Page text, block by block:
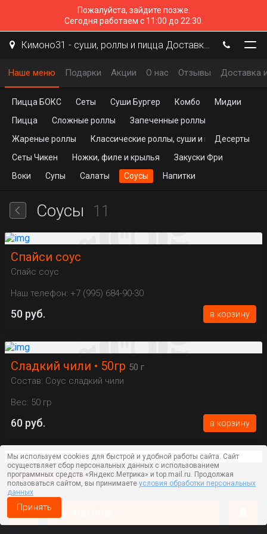
Пожалуйста, зайдите позже.
Сегодня работаем с 11:00 до 22:30.
Кимоно31 - суши, роллы и пицца Доставка Белгород
Наше меню Подарки Акции О нас Отзывы Доставка
Пицца БОКС Сеты Суши Бургер Комбо
Мидии
Пицца
Сложные роллы
Запеченные роллы
Жареные роллы
Классические роллы, суши и гунканы
Десерты
Сеты Чикен
Ножки, филе и крылья
Закуски Фри
Воки
Супы Салаты Соусы Напитки
Соусы 11
Спайси соус
Спайс соус
Наш телефон: +7 (995) 684-90-30
50 руб. в корзину
Сладкий чили • 50гр 50 г
Состав: Соус сладкий чили
Вес: 50 гр
60 руб. в корзину
Соевый соус
Соевый соус
Наш телефон: +7 (995) 684-90-30
Мы используем cookies для быстрой и удобной работы сайта. Сайт
осуществляет сбор персональных данных с использованием
программных средств «Яндекс.Метрика» и top.mail.ru. Продолжая
пользоваться сайтом, вы принимаете условия обработки персональных
данных
Принять